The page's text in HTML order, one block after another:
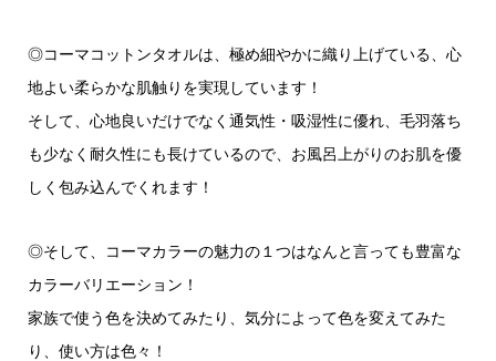
◎コーマコットンタオルは、極め細やかに織り上げている、心
地よい柔らかな肌触りを実現しています！
そして、心地良いだけでなく通気性・吸湿性に優れ、毛羽落ち
も少なく耐久性にも長けているので、お風呂上がりのお肌を優
しく包み込んでくれます！
◎そして、コーマカラーの魅力の１つはなんと言っても豊富な
カラーバリエーション！
家族で使う色を決めてみたり、気分によって色を変えてみた
り、使い方は色々！